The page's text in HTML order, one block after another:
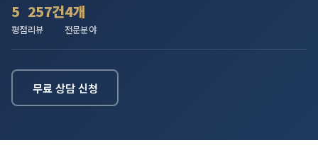
5
평점
257건
리뷰
4개
전문분야
무료 상담 신청